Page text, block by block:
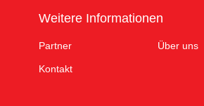
Weitere Informationen
Partner Über uns
Kontakt